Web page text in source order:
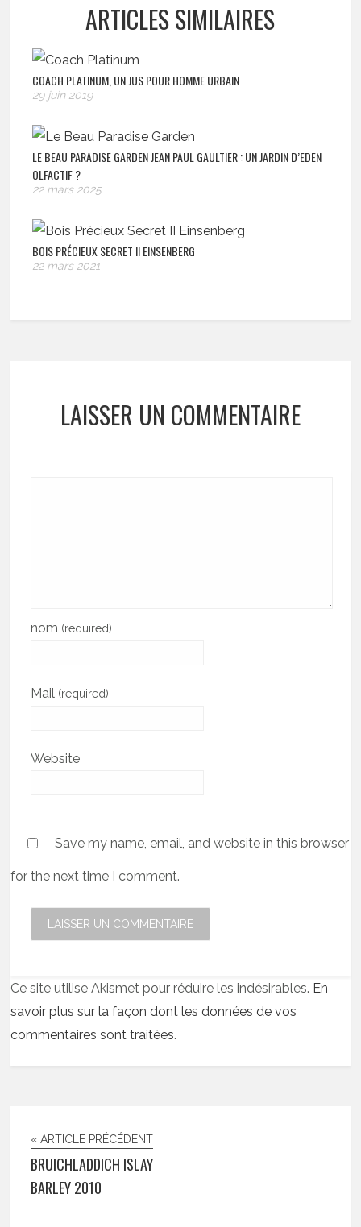
ARTICLES SIMILAIRES
COACH PLATINUM, UN JUS POUR HOMME URBAIN
29 juin 2019
LE BEAU PARADISE GARDEN JEAN PAUL GAULTIER : UN JARDIN D’EDEN
OLFACTIF ?
22 mars 2025
BOIS PRÉCIEUX SECRET II EINSENBERG
22 mars 2021
LAISSER UN COMMENTAIRE
nom (required)
Mail (required)
Website
Save my name, email, and website in this browser
for the next time I comment.
Ce site utilise Akismet pour réduire les indésirables. En
savoir plus sur la façon dont les données de vos
commentaires sont traitées.
« ARTICLE PRÉCÉDENT
BRUICHLADDICH ISLAY
BARLEY 2010